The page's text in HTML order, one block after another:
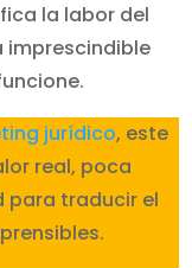
la labor del
imprescindible
jurídico, este
real, poca
para traducir el